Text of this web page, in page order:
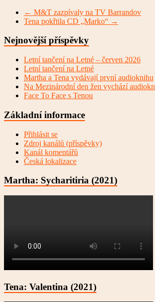
← M&T zazpívaly na TV Barrandov
Tena pokřtila CD „Marko“ →
Nejnovější příspěvky
Letní tančení na Letné – červen 2026
Letní tančení na Letné
Martha a Tena vydávají první audioknihu
Na Mezinárodní den žen vychází
Face To Face s Tenou
Základní informace
Přihlásit se
Zdroj kanálů (příspěvky)
Kanál komentářů
Česká lokalizace
Martha: Sycharitiria (2021)
Tena: Valentina (2021)